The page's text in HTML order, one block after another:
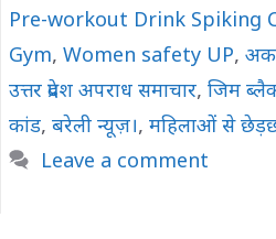
Pre-workout Drink Spiking
Gym, Women safety UP,
उत्तर प्रदेश अपराध समाचार, जिम
कांड, बरेली न्यूज़।, महिलाओं से
Leave a comment